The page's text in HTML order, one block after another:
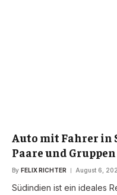
Auto mit Fahrer
Paare und Gruppen
By FELIX RICHTER August 6,
Südindien ist ein ideales